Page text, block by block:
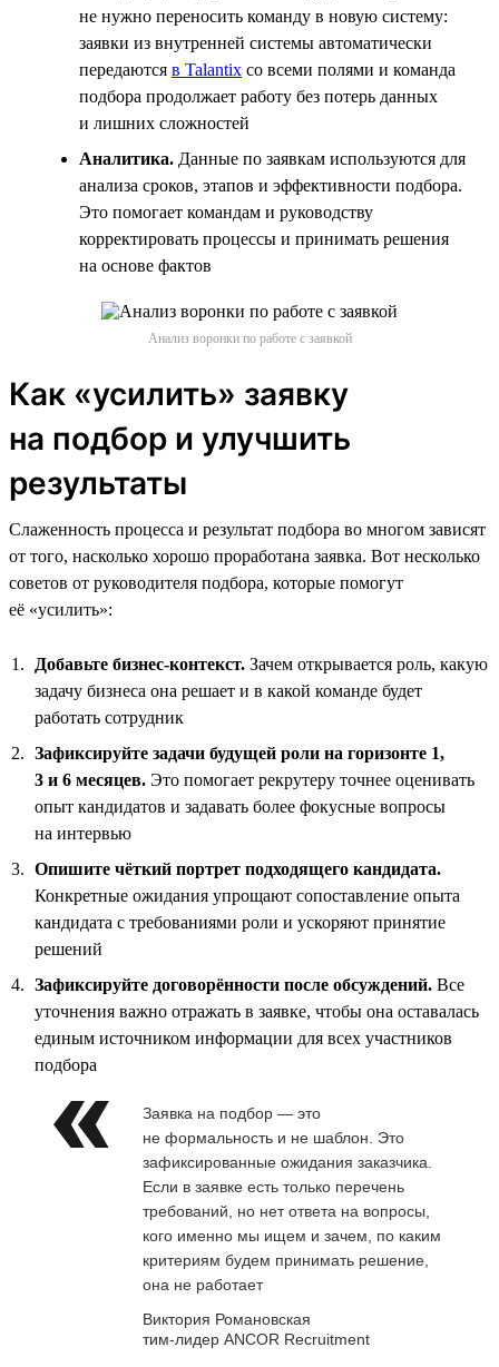
не нужно переносить команду в новую систему:
заявки из внутренней системы автоматически
передаются в Talantix со всеми полями и команда
подбора продолжает работу без потерь данных
и лишних сложностей
Аналитика. Данные по заявкам используются для
анализа сроков, этапов и эффективности подбора.
Это помогает командам и руководству
корректировать процессы и принимать решения
на основе фактов
Анализ воронки по работе с заявкой
Как «усилить» заявку
на подбор и улучшить
результаты
Слаженность процесса и результат подбора во многом зависят
от того, насколько хорошо проработана заявка. Вот несколько
советов от руководителя подбора, которые помогут
её «усилить»:
Добавьте бизнес-контекст. Зачем открывается роль, какую
задачу бизнеса она решает и в какой команде будет
работать сотрудник
Зафиксируйте задачи будущей роли на горизонте 1,
3 и 6 месяцев. Это помогает рекрутеру точнее оценивать
опыт кандидатов и задавать более фокусные вопросы
на интервью
Опишите чёткий портрет подходящего кандидата.
Конкретные ожидания упрощают сопоставление опыта
кандидата с требованиями роли и ускоряют принятие
решений
Зафиксируйте договорённости после обсуждений. Все
уточнения важно отражать в заявке, чтобы она оставалась
единым источником информации для всех участников
подбора
Заявка на подбор — это
не формальность и не шаблон. Это
зафиксированные ожидания заказчика.
Если в заявке есть только перечень
требований, но нет ответа на вопросы,
кого именно мы ищем и зачем, по каким
критериям будем принимать решение,
она не работает
Виктория Романовская
тим-лидер ANCOR Recruitment